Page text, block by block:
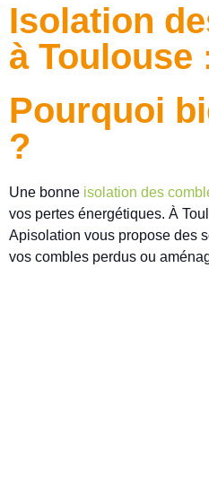
Isolation
à Toulouse
Pourquoi
?
Une bonne isolation des
vos pertes énergétiques. À
Apisolation vous propose des
vos combles perdus ou